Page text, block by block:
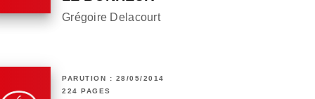
Grégoire Delacourt
PARUTION : 28/05/2014
224 PAGES